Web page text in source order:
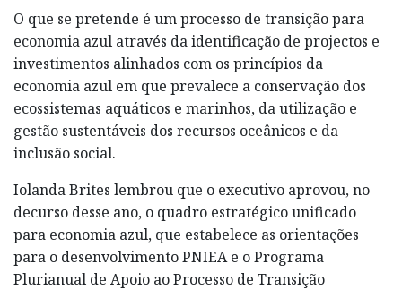
O que se pretende é um processo de transição para
economia azul através da identificação de projectos e
investimentos alinhados com os princípios da
economia azul em que prevalece a conservação dos
ecossistemas aquáticos e marinhos, da utilização e
gestão sustentáveis dos recursos oceânicos e da
inclusão social.
Iolanda Brites lembrou que o executivo aprovou, no
decurso desse ano, o quadro estratégico unificado
para economia azul, que estabelece as orientações
para o desenvolvimento PNIEA e o Programa
Plurianual de Apoio ao Processo de Transição